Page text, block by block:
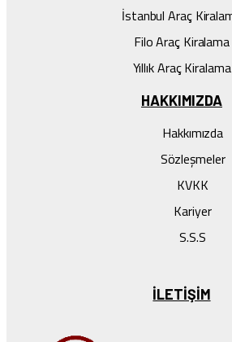
İstanbul Araç
Filo Araç Kiralama
Yıllık Araç Kiralama
HAKKIMIZDA
Hakkımızda
Sözleşmeler
KVKK
Kariyer
S.S.S
ILETIŞIM